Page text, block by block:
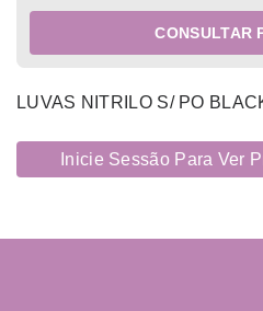
CONSULTAR
LUVAS NITRILO S/ PO
Inicie Sessão Para Ver